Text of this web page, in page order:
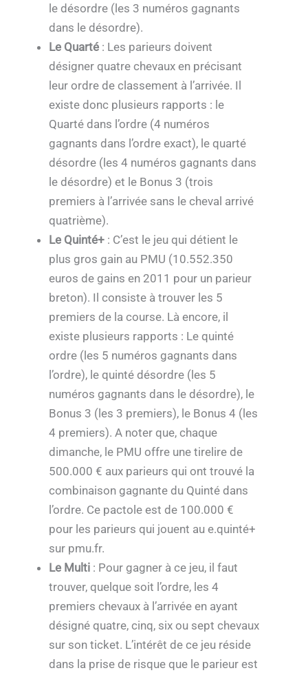
le désordre (les 3 numéros gagnants
dans le désordre).
Le Quarté : Les parieurs doivent
désigner quatre chevaux en précisant
leur ordre de classement à l’arrivée. Il
existe donc plusieurs rapports : le
Quarté dans l’ordre (4 numéros
gagnants dans l’ordre exact), le quarté
désordre (les 4 numéros gagnants dans
le désordre) et le Bonus 3 (trois
premiers à l’arrivée sans le cheval arrivé
quatrième).
Le Quinté+ : C’est le jeu qui détient le
plus gros gain au PMU (10.552.350
euros de gains en 2011 pour un parieur
breton). Il consiste à trouver les 5
premiers de la course. Là encore, il
existe plusieurs rapports : Le quinté
ordre (les 5 numéros gagnants dans
l’ordre), le quinté désordre (les 5
numéros gagnants dans le désordre), le
Bonus 3 (les 3 premiers), le Bonus 4 (les
4 premiers). A noter que, chaque
dimanche, le PMU offre une tirelire de
500.000 € aux parieurs qui ont trouvé la
combinaison gagnante du Quinté dans
l’ordre. Ce pactole est de 100.000 €
pour les parieurs qui jouent au e.quinté+
sur pmu.fr.
Le Multi : Pour gagner à ce jeu, il faut
trouver, quelque soit l’ordre, les 4
premiers chevaux à l’arrivée en ayant
désigné quatre, cinq, six ou sept chevaux
sur son ticket. L’intérêt de ce jeu réside
dans la prise de risque que le parieur est